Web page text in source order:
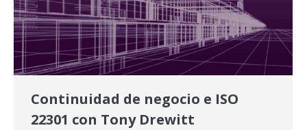
Continuidad de negocio e ISO
22301 con Tony Drewitt